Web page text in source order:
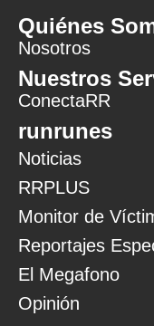
Quiénes
Nosotros
Nuestros
ConectaRR
runrunes
Noticias
RRPLUS
Monitor de
Reportajes
El Megafono
Opinión